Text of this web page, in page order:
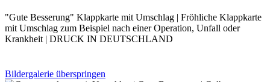
"Gute Besserung" Klappkarte mit Umschlag | Fröhliche Klappkarte
mit Umschlag zum Beispiel nach einer Operation, Unfall oder
Krankheit | DRUCK IN DEUTSCHLAND
Bildergalerie überspringen